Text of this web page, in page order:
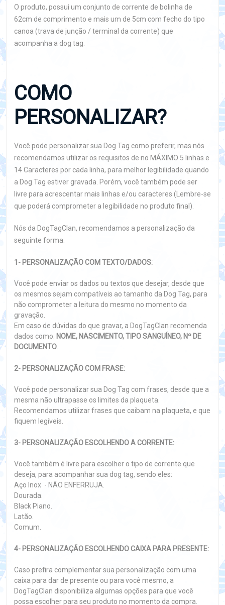
O produto, possui um conjunto de corrente de bolinha de
62cm de comprimento e mais um de 5cm com fecho do tipo
canoa (trava de junção / terminal da corrente) que
acompanha a dog tag.
COMO
PERSONALIZAR?
Você pode personalizar sua Dog Tag como preferir, mas nós
recomendamos utilizar os requisitos de no MÁXIMO 5 linhas e
14 Caracteres por cada linha, para melhor legibilidade quando
a Dog Tag estiver gravada. Porém, você também pode ser
livre para acrescentar mais linhas e/ou caracteres (Lembre-se
que poderá comprometer a legibilidade no produto final).
Nós da DogTagClan, recomendamos a personalização da
seguinte forma:
1- PERSONALIZAÇÃO COM TEXTO/DADOS:
Você pode enviar os dados ou textos que desejar, desde que
os mesmos sejam compatíveis ao tamanho da Dog Tag, para
não comprometer a leitura do mesmo no momento da
gravação.
Em caso de dúvidas do que gravar, a DogTagClan recomenda
dados como: NOME, NASCIMENTO, TIPO SANGUÍNEO, Nº DE
DOCUMENTO
2- PERSONALIZAÇÃO COM FRASE:
Você pode personalizar sua Dog Tag com frases, desde que a
mesma não ultrapasse os limites da plaqueta.
Recomendamos utilizar frases que caibam na plaqueta, e que
fiquem legíveis.
3- PERSONALIZAÇÃO ESCOLHENDO A CORRENTE:
Você também é livre para escolher o tipo de corrente que
deseja, para acompanhar sua dog tag, sendo eles:
Aço Inox - NÃO ENFERRUJA.
Dourada.
Black Piano.
Latão.
Comum.
4- PERSONALIZAÇÃO ESCOLHENDO CAIXA PARA PRESENTE:
Caso prefira complementar sua personalização com uma
caixa para dar de presente ou para você mesmo, a
DogTagClan disponibiliza algumas opções para que você
possa escolher para seu produto no momento da compra.